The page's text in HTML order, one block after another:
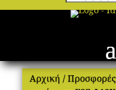
προϊόντων
Αρχική / Προσφορές